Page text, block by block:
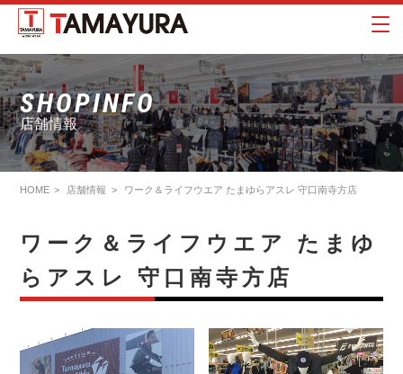
SHOPINFO
店舗情報
HOME 店舗情報 ワーク＆ライフウエア たまゆらアスレ 守口南寺方店
ワーク＆ライフウエア たまゆ
らアスレ 守口南寺方店